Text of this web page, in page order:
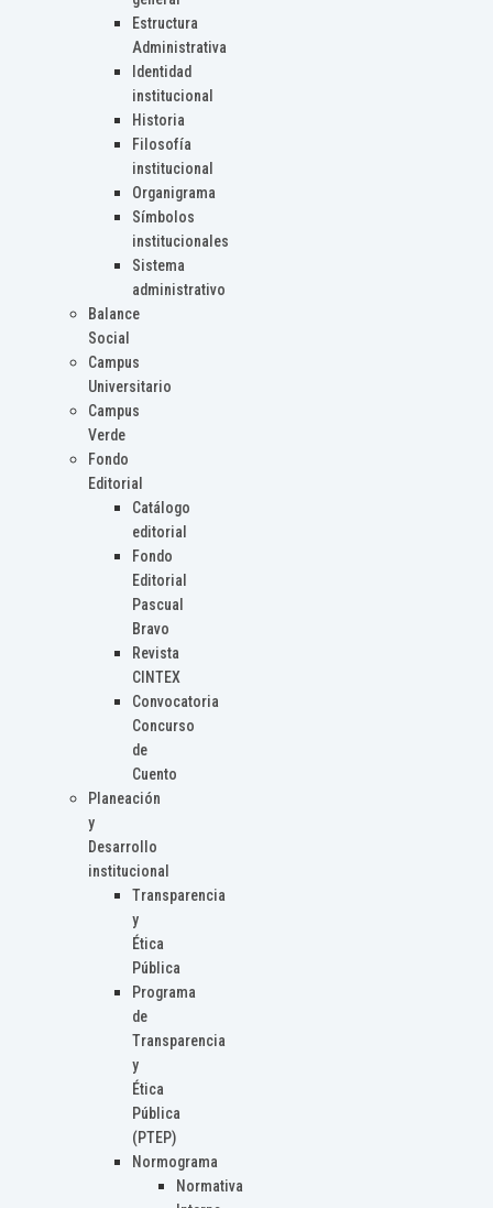
Estructura
Administrativa
Identidad
institucional
Historia
Filosofía
institucional
Organigrama
Símbolos
institucionales
Sistema
administrativo
Balance
Social
Campus
Universitario
Campus
Verde
Fondo
Editorial
Catálogo
editorial
Fondo
Editorial
Pascual
Bravo
Revista
CINTEX
Convocatoria
Concurso
de
Cuento
Planeación
y
Desarrollo
institucional
Transparencia
y
Ética
Pública
Programa
de
Transparencia
y
Ética
Pública
(PTEP)
Normograma
Normativa